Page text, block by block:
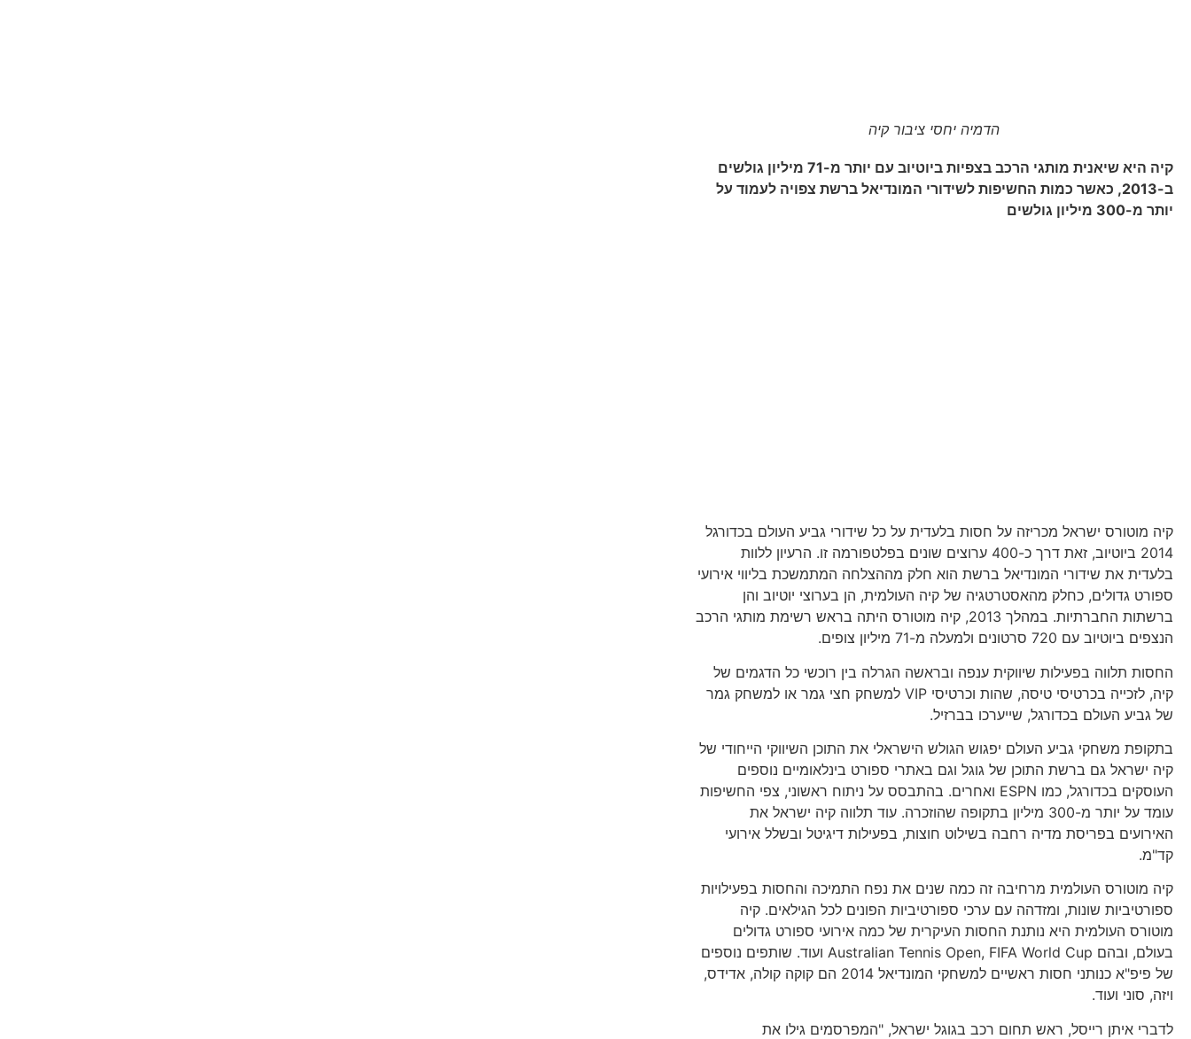
הדמיה יחסי ציבור קיה
קיה היא שיאנית מותגי הרכב בצפיות ביוטיוב עם יותר מ-71 מיליון גולשים
ב-2013, כאשר כמות החשיפות לשידורי המונדיאל ברשת צפויה לעמוד על
יותר מ-300 מיליון גולשים
קיה מוטורס ישראל מכריזה על חסות בלעדית על כל שידורי גביע העולם בכדורגל
2014 ביוטיוב, זאת דרך כ-400 ערוצים שונים בפלטפורמה זו. הרעיון ללוות
בלעדית את שידורי המונדיאל ברשת הוא חלק מההצלחה המתמשכת בליווי אירועי
ספורט גדולים, כחלק מהאסטרטגיה של קיה העולמית, הן בערוצי יוטיוב והן
ברשתות החברתיות. במהלך 2013, קיה מוטורס היתה בראש רשימת מותגי הרכב
הנצפים ביוטיוב עם 720 סרטונים ולמעלה מ-71 מיליון צופים.
החסות תלווה בפעילות שיווקית ענפה ובראשה הגרלה בין רוכשי כל הדגמים של
קיה, לזכייה בכרטיסי טיסה, שהות וכרטיסי VIP למשחק חצי גמר או למשחק גמר
של גביע העולם בכדורגל, שייערכו בברזיל.
בתקופת משחקי גביע העולם יפגוש הגולש הישראלי את התוכן השיווקי הייחודי של
קיה ישראל גם ברשת התוכן של גוגל וגם באתרי ספורט בינלאומיים נוספים
העוסקים בכדורגל, כמו ESPN ואחרים. בהתבסס על ניתוח ראשוני, צפי החשיפות
עומד על יותר מ-300 מיליון בתקופה שהוזכרה. עוד תלווה קיה ישראל את
האירועים בפריסת מדיה רחבה בשילוט חוצות, בפעילות דיגיטל ובשלל אירועי
קד"מ.
קיה מוטורס העולמית מרחיבה זה כמה שנים את נפח התמיכה והחסות בפעילויות
ספורטיביות שונות, ומזדהה עם ערכי ספורטיביות הפונים לכל הגילאים. קיה
מוטורס העולמית היא נותנת החסות העיקרית של כמה אירועי ספורט גדולים
בעולם, ובהם Australian Tennis Open, FIFA World Cup ועוד. שותפים נוספים
של פיפ"א כנותני חסות ראשיים למשחקי המונדיאל 2014 הם קוקה קולה, אדידס,
ויזה, סוני ועוד.
לדברי איתן רייסל, ראש תחום רכב בגוגל ישראל, "המפרסמים גילו את